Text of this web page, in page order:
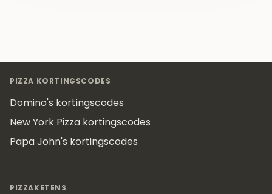
PIZZA KORTINGSCODES
Domino's kortingscodes
New York Pizza kortingscodes
Papa John's kortingscodes
PIZZAKETENS